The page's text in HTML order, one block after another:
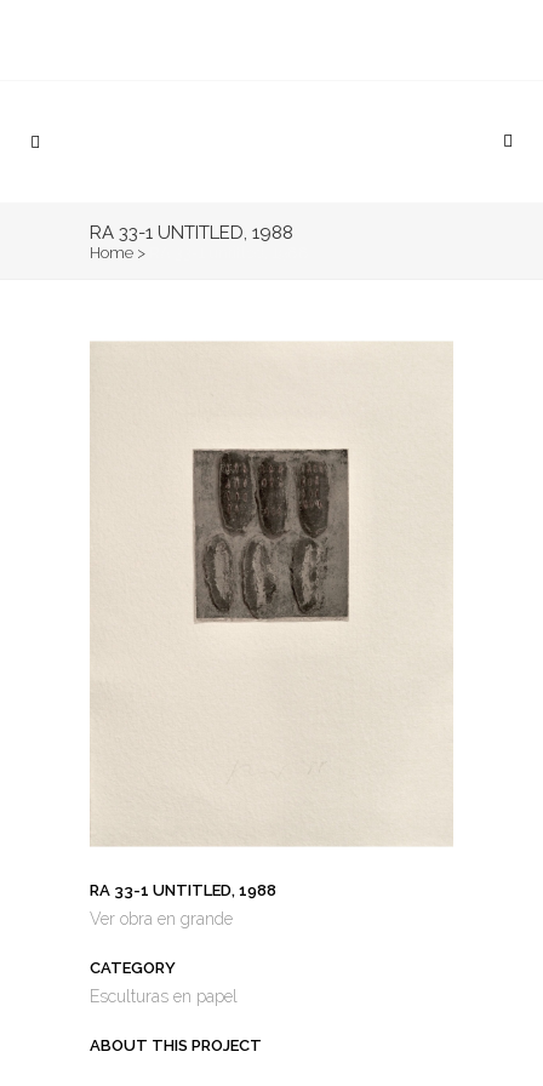
RA 33-1 UNTITLED, 1988
Home >
RA 33-1 UNTITLED, 1988
Ver obra en grande
CATEGORY
Esculturas en papel
ABOUT THIS PROJECT